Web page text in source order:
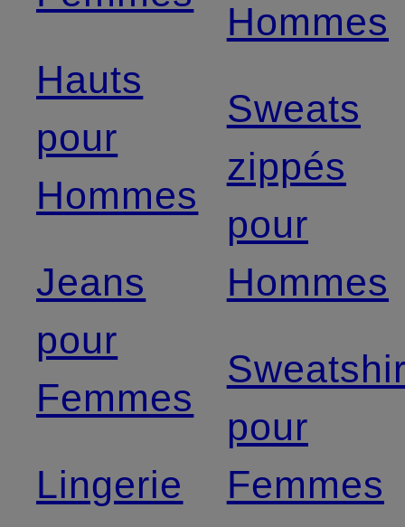
Hauts
pour
Hommes
Jeans
pour
Femmes
Lingerie
Hommes
Sweats
zippés
pour
Hommes
pour
Femmes